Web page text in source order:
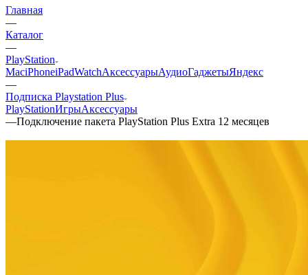
Главная
—
Каталог
—
PlayStation
MaciPhoneiPadWatchАксессуарыАудиоГаджетыЯндекс
—
Подписка Playstation Plus
PlayStationИгрыАксессуары
—Подключение пакета PlayStation Plus Extra 12 месяцев